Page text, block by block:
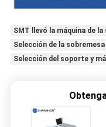
SMT llevó la máquina de
Selección de la
Selección del soporte y